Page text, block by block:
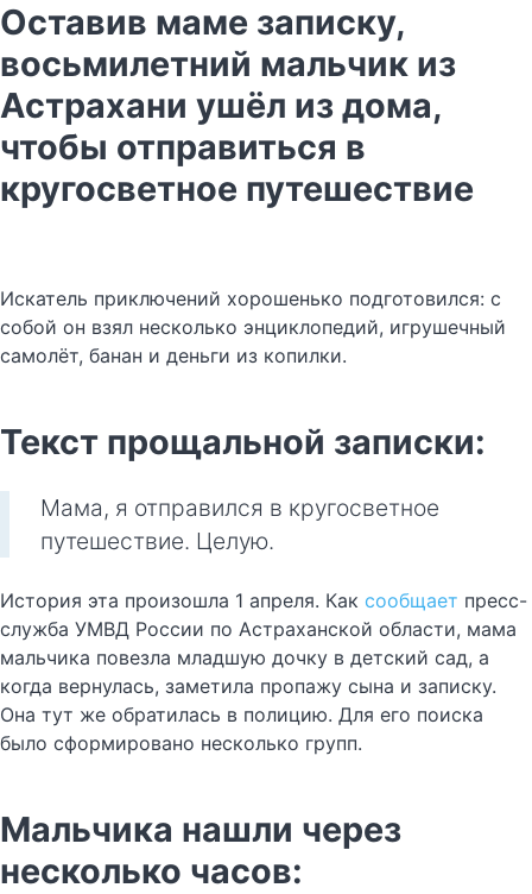
Оставив маме записку,
восьмилетний мальчик из
Астрахани ушёл из дома,
чтобы отправиться в
кругосветное путешествие
Искатель приключений хорошенько подготовился: с
собой он взял несколько энциклопедий, игрушечный
самолёт, банан и деньги из копилки.
Текст прощальной записки:
Мама, я отправился в кругосветное
путешествие. Целую.
История эта произошла 1 апреля. Как сообщает пресс-
служба УМВД России по Астраханской области, мама
мальчика повезла младшую дочку в детский сад, а
когда вернулась, заметила пропажу сына и записку.
Она тут же обратилась в полицию. Для его поиска
было сформировано несколько групп.
Мальчика нашли через
несколько часов: